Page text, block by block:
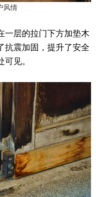
风情
一层的拉门下方加垫木
抗震加固，提升了安全
见。